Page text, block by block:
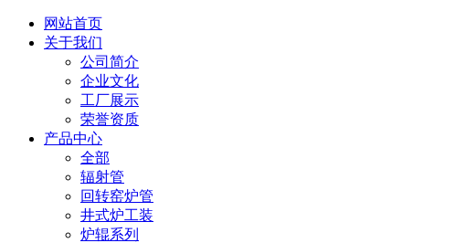
网站首页
关于我们
公司简介
企业文化
工厂展示
荣誉资质
产品中心
全部
辐射管
回转窑炉管
井式炉工装
炉辊系列